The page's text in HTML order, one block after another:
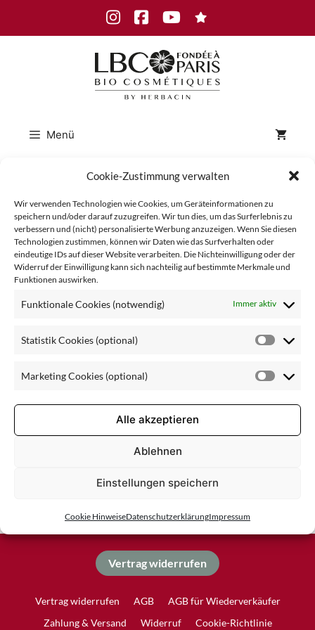
Cookie-Zustimmung verwalten
Wir verwenden Technologien wie Cookies, um Geräteinformationen zu
speichern und/oder darauf zuzugreifen. Wir tun dies, um das Surferlebnis zu
verbessern und (nicht) personalisierte Werbung anzuzeigen. Wenn Sie diesen
Technologien zustimmen, können wir Daten wie das Surfverhalten oder
eindeutige IDs auf dieser Website verarbeiten. Die Nichteinwilligung oder der
Widerruf der Einwilligung kann sich nachteilig auf bestimmte Merkmale und
Funktionen auswirken.
Funktionale Cookies (notwendig) Immer aktiv
Statistik Cookies (optional)
Marketing Cookies (optional)
Alle akzeptieren
Ablehnen
Einstellungen speichern
Cookie HinweiseDatenschutzerklärungImpressum
InstagramFacebookYoutube
Menü
2022_07-
Urlaub-
zuhause
Vertrag widerrufen
Vertrag widerrufen AGB
AGB für Wiederverkäufer
Zahlung & Versand
Widerruf Cookie-Richtlinie